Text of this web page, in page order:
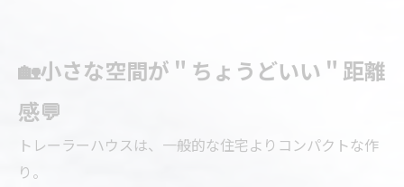
🏡小さな空間が＂ちょうどいい＂距離
感💬
トレーラーハウスは、一般的な住宅よりコンパクトな作
り。